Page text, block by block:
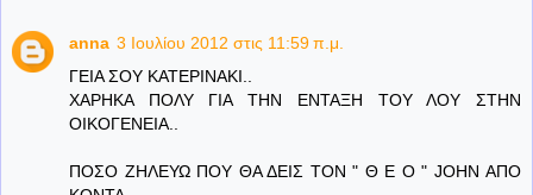
anna 3 Ιουλίου 2012 στις 11:59 π.μ.
ΓΕΙΑ ΣΟΥ ΚΑΤΕΡΙΝΑΚΙ..
ΧΑΡΗΚΑ ΠΟΛΥ ΓΙΑ ΤΗΝ ΕΝΤΑΞΗ ΤΟΥ ΛΟΥ ΣΤΗΝ
ΟΙΚΟΓΕΝΕΙΑ..
ΠΟΣΟ ΖΗΛΕΥΩ ΠΟΥ ΘΑ ΔΕΙΣ ΤΟΝ " Θ Ε Ο " JOHN ΑΠΟ